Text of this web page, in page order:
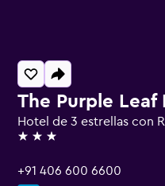
The Purple Leaf
Hotel de 3 estrellas con
3 estrellas
+91 406 600 6600